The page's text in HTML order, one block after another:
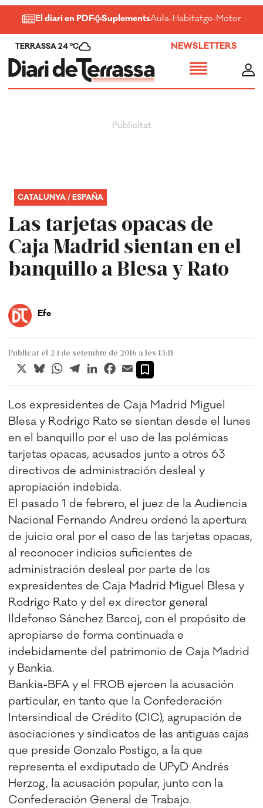
El diari en PDF SuplementsAula-Habitatge-Motor-
TERRASSA 24 ºC NEWSLETTERS
Las tarjetas opacas de
Caja Madrid sientan en el
banquillo a Blesa y Rato
CATALUNYA / ESPAÑA
Efe
Publicat el 24 de setembre de 2016 a les 13:11
X BlueskyWhatsApp
TelegramLinkedInFacebook
Email
Los expresidentes de Caja Madrid Miguel
Blesa y Rodrigo Rato se sientan desde el lunes
en el banquillo por el uso de las polémicas
tarjetas opacas, acusados junto a otros 63
directivos de administración desleal y
apropiación indebida.
El pasado 1 de febrero, el juez de la Audiencia
Nacional Fernando Andreu ordenó la apertura
de juicio oral por el caso de las tarjetas opacas,
al reconocer indicios suficientes de
administración desleal por parte de los
expresidentes de Caja Madrid Miguel Blesa y
Rodrigo Rato y del ex director general
Ildefonso Sánchez Barcoj, con el propósito de
apropiarse de forma continuada e
indebidamente del patrimonio de Caja Madrid
y Bankia.
Bankia-BFA y el FROB ejercen la acusación
particular, en tanto que la Confederación
Intersindical de Crédito (CIC), agrupación de
asociaciones y sindicatos de las antiguas cajas
que preside Gonzalo Postigo, a la que
representa el exdiputado de UPyD Andrés
Herzog, la acusación popular, junto con la
Confederación General de Trabajo.